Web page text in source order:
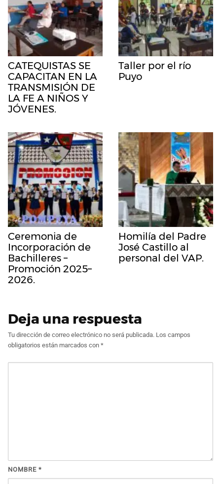
CATEQUISTAS SE
CAPACITAN EN LA
TRANSMISIÓN DE
LA FE A NIÑOS Y
JÓVENES.
Taller por el río
Puyo
Ceremonia de
Incorporación de
Bachilleres –
Promoción 2025–
2026.
Homilía del Padre
José Castillo al
personal del VAP.
Deja una respuesta
Tu dirección de correo electrónico no será publicada. Los campos
obligatorios están marcados con *
NOMBRE *